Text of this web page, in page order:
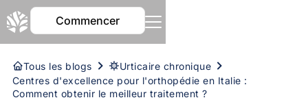
Commencer
Tous les blogs
Urticaire chronique
Centres d'excellence pour l'orthopédie en Italie :
Comment obtenir le meilleur traitement ?